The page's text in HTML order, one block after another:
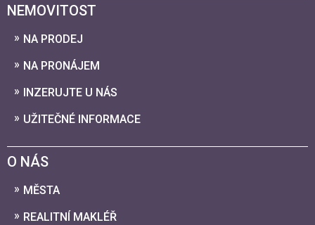
NEMOVITOST
NA PRODEJ
NA PRONÁJEM
INZERUJTE U NÁS
UŽITEČNÉ INFORMACE
O NÁS
MĚSTA
REALITNÍ MAKLÉŘ